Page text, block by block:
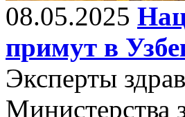
08.05.2025
примут в
Эксперты
Министерства